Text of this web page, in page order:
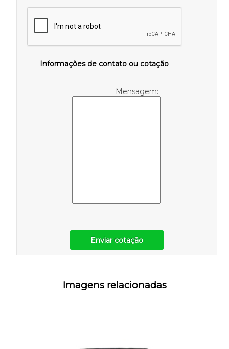
Informações de contato ou cotação
Mensagem:
Enviar cotação
Imagens relacionadas